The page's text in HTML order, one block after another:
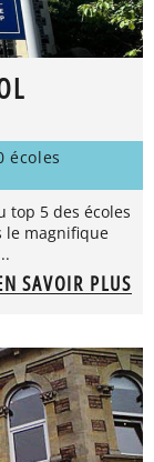
écoles
top 5 des écoles
le magnifique
SAVOIR PLUS